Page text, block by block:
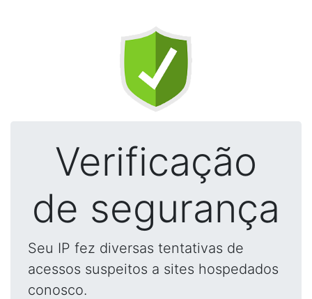
Verificação
de segurança
Seu IP fez diversas tentativas de
acessos suspeitos a sites hospedados
conosco.